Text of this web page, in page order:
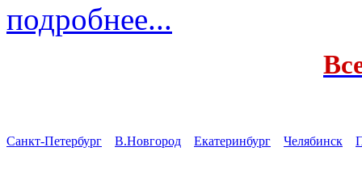
подробнее...
Санкт-Петербург В.Новгород Екатеринбург Челябинск